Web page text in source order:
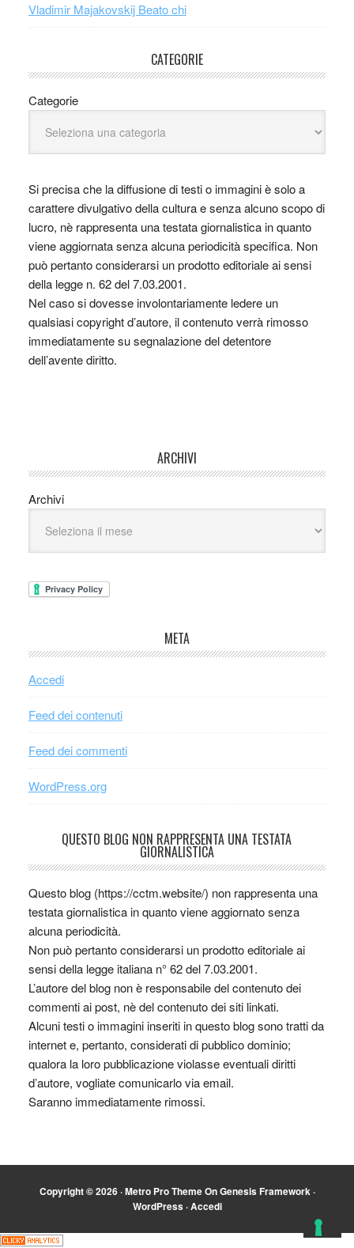
Vladimir Majakovskij Beato chi
CATEGORIE
Categorie
Si precisa che la diffusione di testi o immagini è solo a
carattere divulgativo della cultura e senza alcuno scopo di
lucro, nè rappresenta una testata giornalistica in quanto
viene aggiornata senza alcuna periodicità specifica. Non
può pertanto considerarsi un prodotto editoriale ai sensi
della legge n. 62 del 7.03.2001.
Nel caso si dovesse involontariamente ledere un
qualsiasi copyright d’autore, il contenuto verrà rimosso
immediatamente su segnalazione del detentore
dell’avente diritto.
ARCHIVI
Archivi
META
Accedi
Feed dei contenuti
Feed dei commenti
WordPress.org
QUESTO BLOG NON RAPPRESENTA UNA TESTATA
GIORNALISTICA
Questo blog (https://cctm.website/) non rappresenta una
testata giornalistica in quanto viene aggiornato senza
alcuna periodicità.
Non può pertanto considerarsi un prodotto editoriale ai
sensi della legge italiana n° 62 del 7.03.2001.
L’autore del blog non è responsabile del contenuto dei
commenti ai post, nè del contenuto dei siti linkati.
Alcuni testi o immagini inseriti in questo blog sono tratti da
internet e, pertanto, considerati di pubblico dominio;
qualora la loro pubblicazione violasse eventuali diritti
d’autore, vogliate comunicarlo via email.
Saranno immediatamente rimossi.
Copyright © 2026 ·Metro Pro ThemeOnGenesis Framework·
WordPress·Accedi